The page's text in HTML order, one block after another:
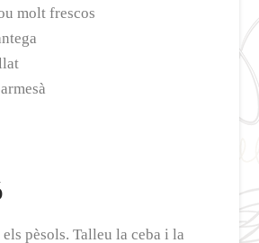
molt frescos
pèsols. Talleu la ceba i la